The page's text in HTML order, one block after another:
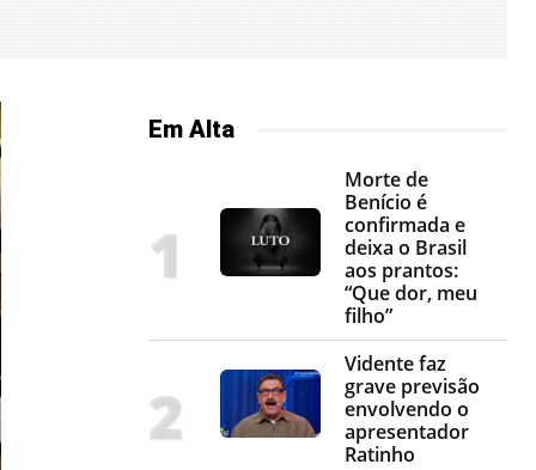
Em Alta
Morte de
Benício é
confirmada e
deixa o Brasil
aos prantos:
“Que dor, meu
filho”
Vidente faz
grave previsão
envolvendo o
apresentador
Ratinho